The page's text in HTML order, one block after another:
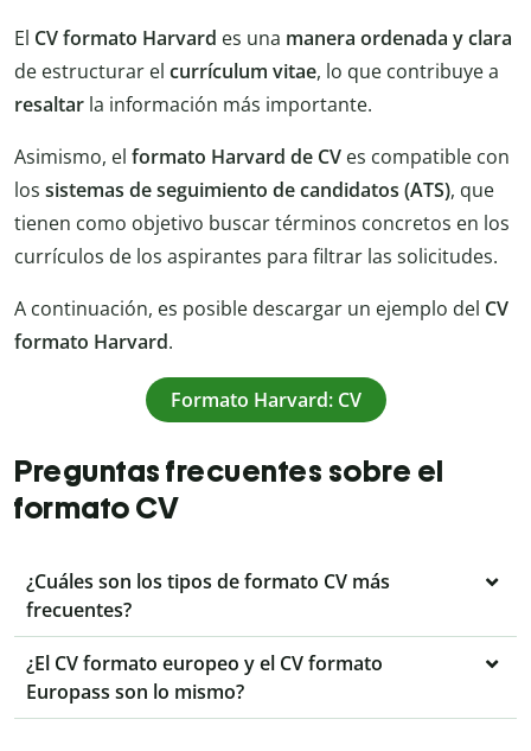
El CV formato Harvard es una manera ordenada y clara
de estructurar el currículum vitae, lo que contribuye a
resaltar la información más importante.
Asimismo, el formato Harvard de CV es compatible con
los sistemas de seguimiento de candidatos (ATS), que
tienen como objetivo buscar términos concretos en los
currículos de los aspirantes para filtrar las solicitudes.
A continuación, es posible descargar un ejemplo del CV
formato Harvard.
Formato Harvard: CV
Preguntas frecuentes sobre el
formato CV
¿Cuáles son los tipos de formato CV más
frecuentes?
¿El CV formato europeo y el CV formato
Europass son lo mismo?